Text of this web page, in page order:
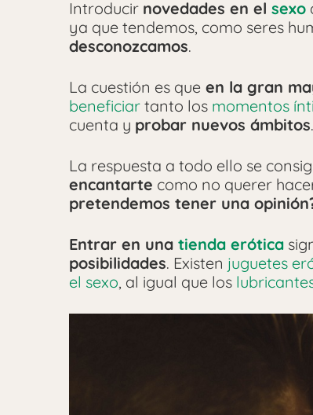
Introducir novedades en el sexo
ya que tendemos, como seres
desconozcamos.
La cuestión es que en la gran
beneficiar tanto los momentos
cuenta y probar nuevos ámbitos.
La respuesta a todo ello se
encantarte como no querer
pretendemos tener una
Entrar en una tienda erótica
posibilidades. Existen juguetes
el sexo, al igual que los